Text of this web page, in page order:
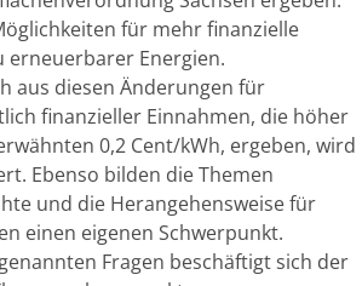
für mehr finanzielle
erneuerbarer Energien.
aus diesen Änderungen für
finanzieller Einnahmen, die höher
0,2 Cent/kWh, ergeben, wird
Ebenso bilden die Themen
und die Herangehensweise für
einen eigenen Schwerpunkt.
Fragen beschäftigt sich der